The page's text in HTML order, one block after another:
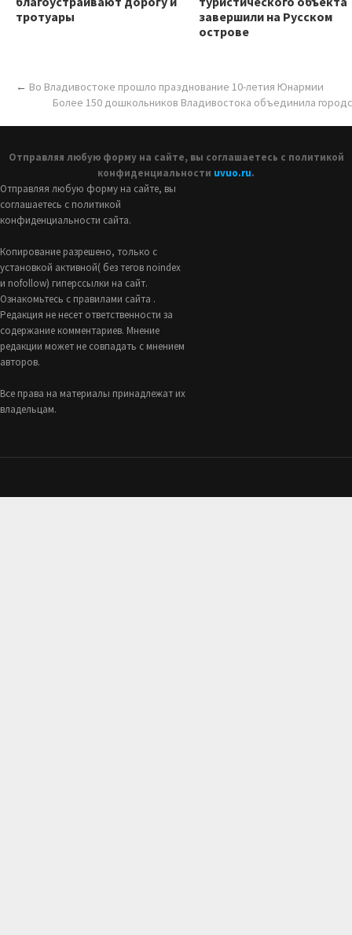
тротуары
завершили на Русском
острове
← Во Владивостоке прошло празднование 10-летия Юнармии
Более 150 дошкольников Владивостока объединила
Отправляя любую форму на сайте, вы соглашаетесь с политикой
конфиденциальности uvuo.ru.
Отправляя любую форму на сайте, вы
соглашаетесь с политикой
конфиденциальности сайта.
Копирование разрешено, только с
установкой активной( без тегов noindex
и nofollow) гиперссылки на сайт.
Ознакомьтесь с правилами сайта .
Редакция не несет ответственности за
содержание комментариев. Мнение
редакции может не совпадать с мнением
авторов.
Все права на материалы принадлежат их
владельцам.